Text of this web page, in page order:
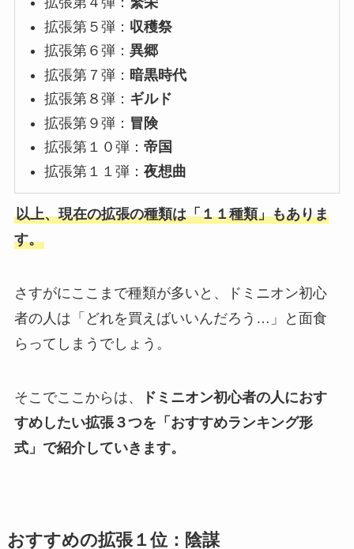
拡張第５弾： 収穫祭
拡張第６弾： 異郷
拡張第７弾： 暗黒時代
拡張第８弾： ギルド
拡張第９弾： 冒険
拡張第１０弾： 帝国
拡張第１１弾： 夜想曲
以上、現在の拡張の種類は「１１種類」もありま
す。
さすがにここまで種類が多いと、ドミニオン初心
者の人は「どれを買えばいいんだろう…」と面食
らってしまうでしょう。
そこでここからは、
ドミニオン初心者の人におす
すめしたい拡張３つを「おすすめランキング形
式」で紹介していきます。
おすすめの拡張１位：陰謀